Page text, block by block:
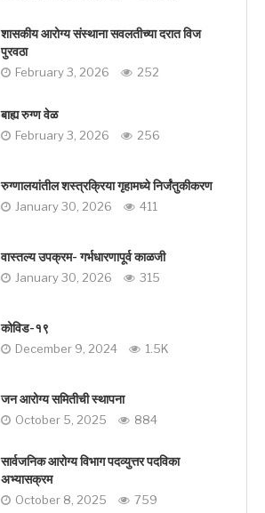
शासकीय आरोग्य संस्थाना सवलतीच्या दरात विज
पुरवठा
February 3, 2026 252
बाह्य रुग्ण वेळ
February 3, 2026 256
रुग्णालयांतील शस्त्रक्रिया गृहामध्ये निर्जंतुकीकरण
January 30, 2026 411
वास्तल्य उपक्रम- गर्भधारणापूर्व काळजी
January 30, 2026 315
कोविड-१९
December 9, 2024 1.5K
जन आरोग्य समितीची स्थापना
October 5, 2025 884
सार्वजनिक आरोग्य विभाग पदव्युत्तर पदविका
अभ्यासक्रम
October 8, 2025 759